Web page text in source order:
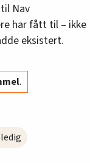
Nav
har fått til – ikke
eksistert.
.